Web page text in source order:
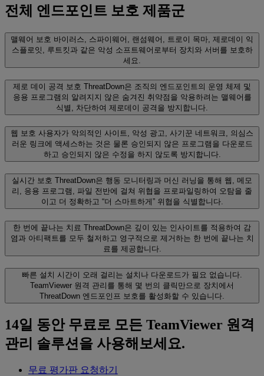
전체 엔드포인트 보호 제품군
맬웨어 보호 바이러스, 스파이웨어, 랜섬웨어, 트로이 목마, 제로데이 익
스플로잇, 루트킷과 같은 악성 소프트웨어로부터 장치와 서버를 보호하
세요.
제로 데이 공격 보호 ThreatDown은 조직의 엔드포인트의 운영 체제 및
응용 프로그램의 알려지지 않은 숨겨진 취약점을 악용하려는 맬웨어를
식별, 차단하여 제로데이 공격을 방지합니다.
웹 보호 사용자가 악의적인 사이트, 악성 광고, 사기꾼 네트워크, 의심스
러운 링크에 액세스하는 것은 물론 승인되지 않은 프로그램을 다운로드
하고 승인되지 않은 수정을 하지 않도록 방지합니다.
실시간 보호 ThreatDown은 행동 모니터링과 머신 러닝을 통해 웹, 메모
리, 응용 프로그램, 파일 전반에 걸쳐 위협을 프로파일링하여 오탐을 줄
이고 더 정확하고 “더 스마트하게” 위협을 식별합니다.
한 번에 끝나는 치료 ThreatDown은 깊이 있는 인사이트를 적용하여 감
염과 아티팩트를 모두 철저하고 영구적으로 제거하는 한 번에 끝나는 치
료를 제공합니다.
빠른 설치 시간이 오래 걸리는 설치나 다운로드가 필요 없습니다.
TeamViewer 원격 관리를 통해 몇 번의 클릭만으로 장치에서
ThreatDown 엔드포인프 보호를 활성화할 수 있습니다.
14일 동안 무료로 모든 TeamViewer 원격
관리 솔루션을 사용해보세요.
무료 평가판 요청하기